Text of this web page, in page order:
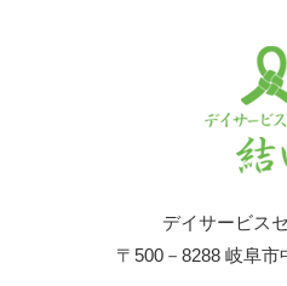
デイサービス
〒500－8288 岐阜市